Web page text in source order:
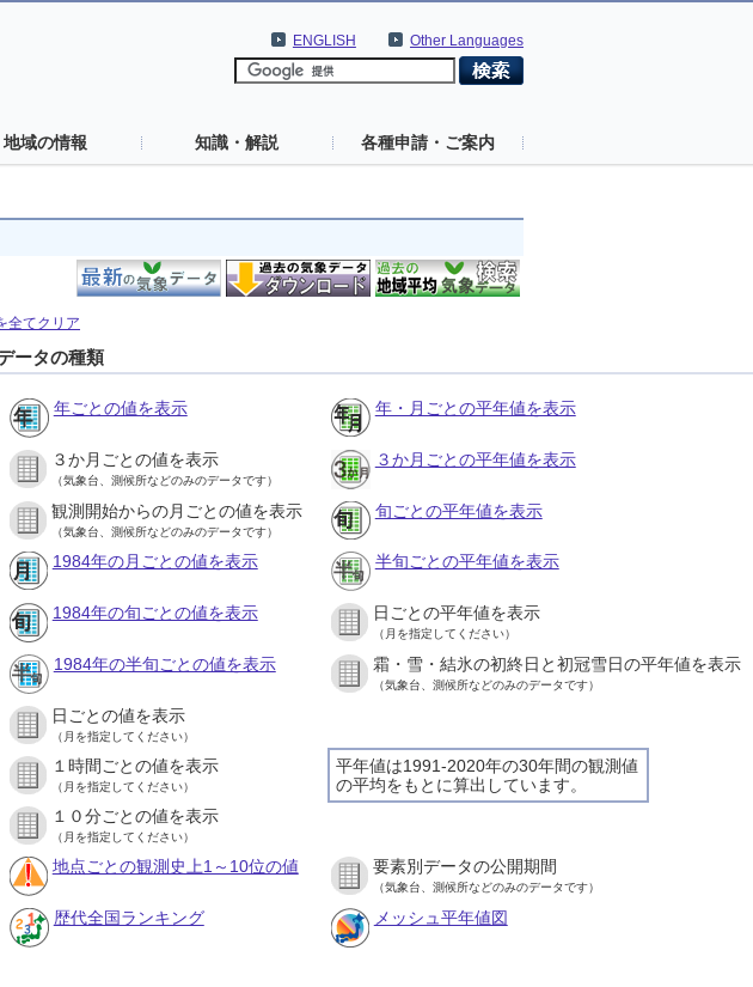
Other Languages
ENGLISH
地域の情報 知識・解説 各種申請・ご案内
全てクリア
ータの種類
年ごとの値を表示 年・月ごとの平年値を表示
３か月ごとの値を表示
（気象台、測候所などのみのデータです）
３か月ごとの平年値を表示
観測開始からの月ごとの値を表示
（気象台、測候所などのみのデータです）
旬ごとの平年値を表示
1984年の月ごとの値を表示 半旬ごとの平年値を表示
1984年の旬ごとの値を表示 日ごとの平年値を表示
（月を指定してください）
1984年の半旬ごとの値を表示 霜・雪・結氷の初終日と初冠雪日の平年値を表示
（気象台、測候所などのみのデータです）
日ごとの値を表示
（月を指定してください）
平年値は1991-2020年の30年間の観測値
の平均をもとに算出しています。
１時間ごとの値を表示
（月を指定してください）
１０分ごとの値を表示
（月を指定してください）
地点ごとの観測史上1～10位の値 要素別データの公開期間
（気象台、測候所などのみのデータです）
歴代全国ランキング メッシュ平年値図